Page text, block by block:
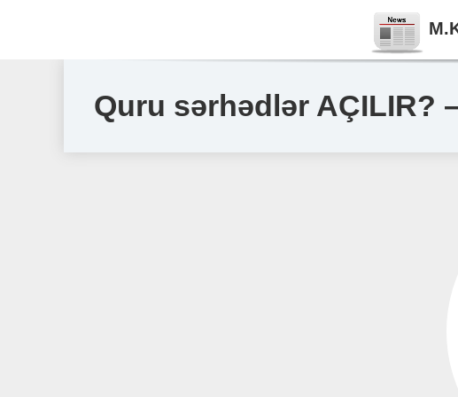
Quru sərhədlər AÇILIR?